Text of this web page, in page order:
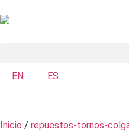
EN ES
Inicio / repuestos-tornos-